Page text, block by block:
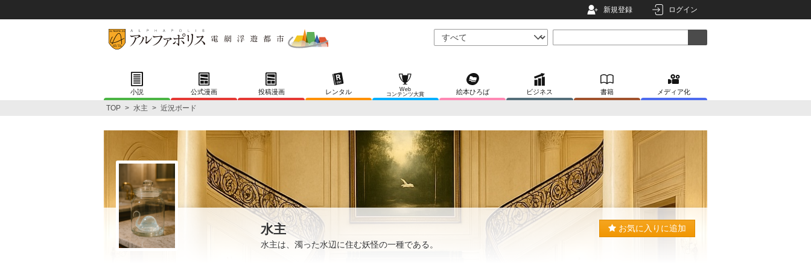
新規登録 ログイン
小説 公式漫画 投稿漫画 レンタル
Web
コンテンツ大賞
絵本ひろば ビジネス 書籍 メディア化
TOP > 水主 > 近況ボード
水主
水主は、濁った水辺に住む妖怪の一種である。
お気に入りに追加